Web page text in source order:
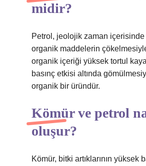
midir?
Petrol, jeolojik zaman
organik maddelerin
organik içeriği yüksek tortul
basınç etkisi altında
organik bir üründür.
Kömür ve petrol
oluşur?
Kömür, bitki artıklarının yüksek